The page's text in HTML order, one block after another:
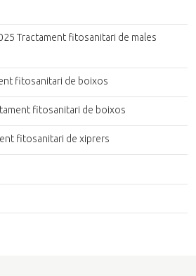
Tractament fitosanitari de males
fitosanitari de boixos
fitosanitari de boixos
fitosanitari de xiprers